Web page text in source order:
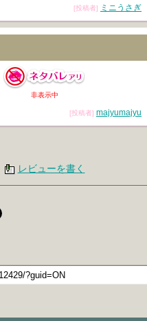
[投稿者] ミニうさぎ
非表示中
[投稿者] majyumajyu
レビューを書く